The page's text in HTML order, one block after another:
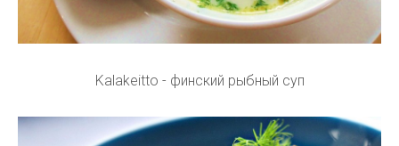
Kalakeitto - финский рыбный суп